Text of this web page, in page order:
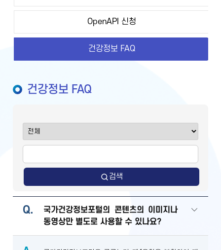
OpenAPI 신청
건강정보 FAQ
건강정보 FAQ
검색
Q.
국가건강정보포털의 콘텐츠의 이미지나
동영상만 별도로 사용할 수 있나요?